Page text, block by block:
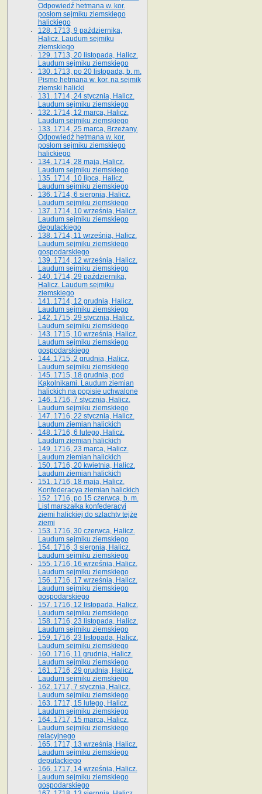
Odpowiedź hetmana w. kor.
posłom sejmiku ziemskiego
halickiego
128. 1713, 9 października,
Halicz. Laudum sejmiku
ziemskiego
129. 1713, 20 listopada, Halicz.
Laudum sejmiku ziemskiego
130. 1713, po 20 listopada, b. m.
Pismo hetmana w. kor. na sejmik
ziemski halicki
131. 1714, 24 stycznia, Halicz.
Laudum sejmiku ziemskiego
132. 1714, 12 marca, Halicz.
Laudum sejmiku ziemskiego
133. 1714, 25 marca, Brzeżany.
Odpowiedź hetmana w. kor.
posłom sejmiku ziemskiego
halickiego
134. 1714, 28 maja, Halicz.
Laudum sejmiku ziemskiego
135. 1714, 10 lipca, Halicz.
Laudum sejmiku ziemskiego
136. 1714, 6 sierpnia, Halicz.
Laudum sejmiku ziemskiego
137. 1714, 10 września, Halicz.
Laudum sejmiku ziemskiego
deputackiego
138. 1714, 11 września, Halicz.
Laudum sejmiku ziemskiego
gospodarskiego
139. 1714, 12 września, Halicz.
Laudum sejmiku ziemskiego
140. 1714, 29 października,
Halicz. Laudum sejmiku
ziemskiego
141. 1714, 12 grudnia, Halicz.
Laudum sejmiku ziemskiego
142. 1715, 29 stycznia, Halicz.
Laudum sejmiku ziemskiego
143. 1715, 10 września, Halicz.
Laudum sejmiku ziemskiego
gospodarskiego
144. 1715, 2 grudnia, Halicz.
Laudum sejmiku ziemskiego
145. 1715, 18 grudnia, pod
Kąkolnikami. Laudum ziemian
halickich na popisie uchwalone
146. 1716, 7 stycznia, Halicz.
Laudum sejmiku ziemskiego
147. 1716, 22 stycznia, Halicz.
Laudum ziemian halickich
148. 1716, 6 lutego, Halicz.
Laudum ziemian halickich
149. 1716, 23 marca, Halicz.
Laudum ziemian halickich
150. 1716, 20 kwietnia, Halicz.
Laudum ziemian halickich
151. 1716, 18 maja, Halicz.
Konfederacya ziemian halickich
152. 1716, po 15 czerwca, b. m.
List marszałka konfederacyi
ziemi halickiej do szlachty tejże
ziemi
153. 1716, 30 czerwca, Halicz.
Laudum sejmiku ziemskiego
154. 1716, 3 sierpnia, Halicz.
Laudum sejmiku ziemskiego
155. 1716, 16 września, Halicz.
Laudum sejmiku ziemskiego
156. 1716, 17 września, Halicz.
Laudum sejmiku ziemskiego
gospodarskiego
157. 1716, 12 listopada, Halicz.
Laudum sejmiku ziemskiego
158. 1716, 23 listopada, Halicz.
Laudum sejmiku ziemskiego
159. 1716, 23 listopada, Halicz.
Laudum sejmiku ziemskiego
160. 1716, 11 grudnia, Halicz.
Laudum sejmiku ziemskiego
161. 1716, 29 grudnia, Halicz.
Laudum sejmiku ziemskiego
162. 1717, 7 stycznia, Halicz.
Laudum sejmiku ziemskiego
163. 1717, 15 lutego, Halicz.
Laudum sejmiku ziemskiego
164. 1717, 15 marca, Halicz.
Laudum sejmiku ziemskiego
relacyjnego
165. 1717, 13 września, Halicz.
Laudum sejmiku ziemskiego
deputackiego
166. 1717, 14 września, Halicz.
Laudum sejmiku ziemskiego
gospodarskiego